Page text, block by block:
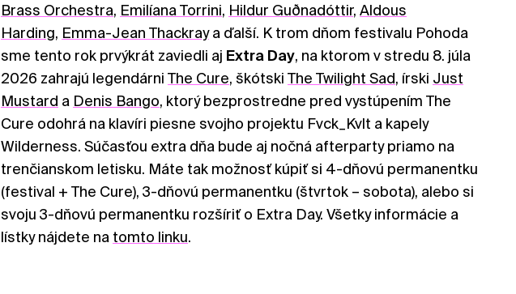
Brass Orchestra, Emilíana Torrini, Hildur Guðnadóttir, Aldous
Harding, Emma-Jean Thackraya ďalší. K trom dňom festivalu Pohoda
sme tento rok prvýkrát zaviedli aj Extra Day, na ktorom v stredu 8. júla
2026 zahrajú legendárni The Cure, škótski The Twilight Sad, írski Just
Mustard a Denis Bango, ktorý bezprostredne pred vystúpením The
Cure odohrá na klavíri piesne svojho projektu Fvck_Kvlt a kapely
Wilderness. Súčasťou extra dňa bude aj nočná afterparty priamo na
trenčianskom letisku. Máte tak možnosť kúpiť si 4-dňovú permanentku
(festival + The Cure), 3-dňovú permanentku (štvrtok – sobota), alebo si
svoju 3-dňovú permanentku rozšíriť o Extra Day. Všetky informácie a
lístky nájdete na tomto linku.